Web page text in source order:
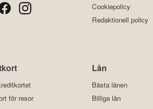
Cookiepolicy
Redaktionell policy
för resor
Lån
Bästa lånen
Billiga lån